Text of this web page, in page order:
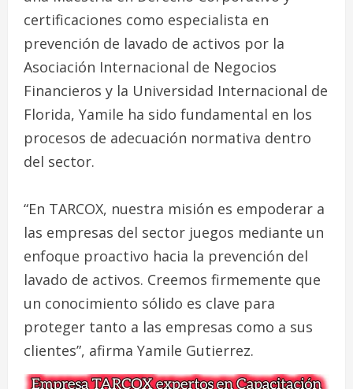
certificaciones como especialista en
prevención de lavado de activos por la
Asociación Internacional de Negocios
Financieros y la Universidad Internacional de
Florida, Yamile ha sido fundamental en los
procesos de adecuación normativa dentro
del sector.
“En TARCOX, nuestra misión es empoderar a
las empresas del sector juegos mediante un
enfoque proactivo hacia la prevención del
lavado de activos. Creemos firmemente que
un conocimiento sólido es clave para
proteger tanto a las empresas como a sus
clientes”, afirma Yamile Gutierrez.